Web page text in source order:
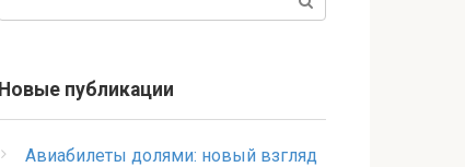
Новые публикации
Авиабилеты долями: новый взгляд